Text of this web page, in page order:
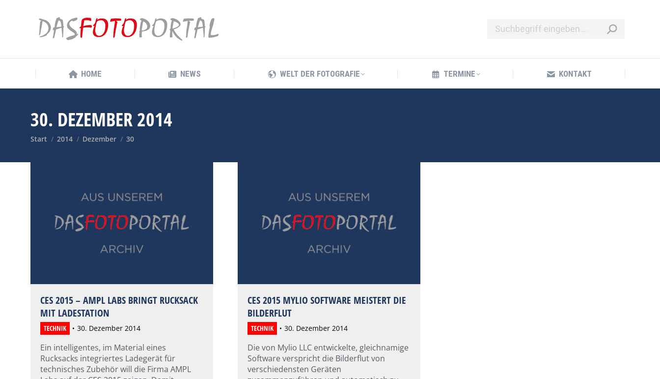
HOME NEWS WELT DER FOTOGRAFIE TERMINE KONTAKT
30. DEZEMBER 2014
Sie befinden sich hier:
Start 2014 Dezember 30
CES 2015 – AMPL LABS BRINGT RUCKSACK
MIT LADESTATION
TECHNIK 30. Dezember 2014
Ein intelligentes, im Material eines
Rucksacks integriertes Ladegerät für
technisches Zubehör will die Firma AMPL
CES 2015 MYLIO SOFTWARE MEISTERT DIE
BILDERFLUT
TECHNIK 30. Dezember 2014
Die von Mylio LLC entwickelte, gleichnamige
Software verspricht die Bilderflut von
verschiedensten Geräten
HOME NEWS